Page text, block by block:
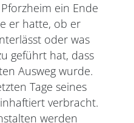
ein Ende
er hatte, ob er
oder was
geführt hat, dass
Ausweg wurde.
Tage seines
verbracht.
werden